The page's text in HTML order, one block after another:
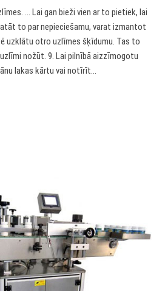
… Lai gan bieži vien ar to pietiek, lai
to par nepieciešamu, varat izmantot
uzklātu otro uzlīmes šķīdumu. Tas to
nožūt. 9. Lai pilnībā aizzīmogotu
lakas kārtu vai notīrīt…